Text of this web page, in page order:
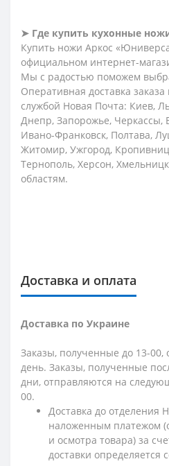
➤ Где купить кухонные
Купить ножи Аркос
официальном интернет-
Мы с радостью поможем
Оперативная доставка
службой Новая Почта: Киев,
Днепр, Запорожье,
Ивано-Франковск, Полтава,
Житомир, Ужгород,
Тернополь, Херсон,
областям.
Доставка и оплата
Доставка по Украине
Заказы, полученные до 13-00,
день. Заказы, полученные
дни, отправляются на
00.
Доставка до отделения
наложенным платежом
и осмотра товара) за
доставки определяется